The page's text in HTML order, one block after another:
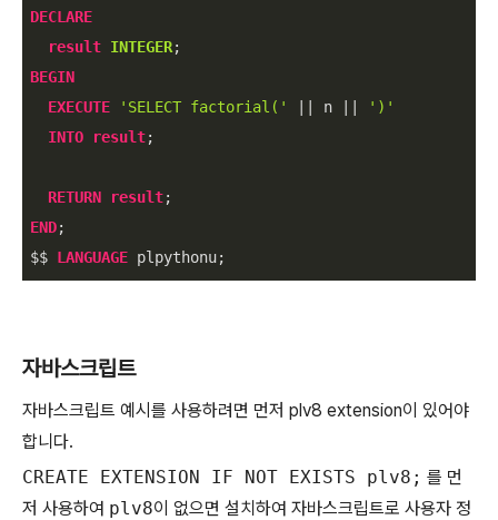
DECLARE
result INTEGER
BEGIN
EXECUTE
'SELECT factorial(' n
')'
INTO
result;
RETURN result
END;
$$ LANGUAGE plpythonu;
자바스크립트
자바스크립트 예시를 사용하려면 먼저 plv8 extension이 있어야
합니다.
CREATE EXTENSION IF NOT EXISTS plv8; 를 먼
저 사용하여 plv8이 없으면 설치하여 자바스크립트로 사용자 정